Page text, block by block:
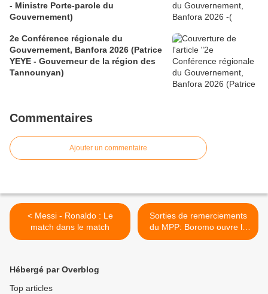
- Ministre Porte-parole du
Gouvernement)
2e Conférence régionale du
Gouvernement, Banfora 2026 (Patrice
YEYE - Gouverneur de la région des
Tannounyan)
Commentaires
Ajouter un commentaire
< Messi - Ronaldo : Le
match dans le match
Sorties de remerciements
du MPP: Boromo ouvre la
marche >
Hébergé par Overblog
Top articles